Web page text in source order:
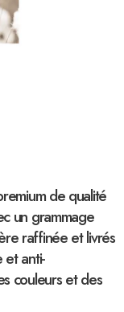
de qualité
un grammage
raffinée et livrés
et anti-
couleurs et des